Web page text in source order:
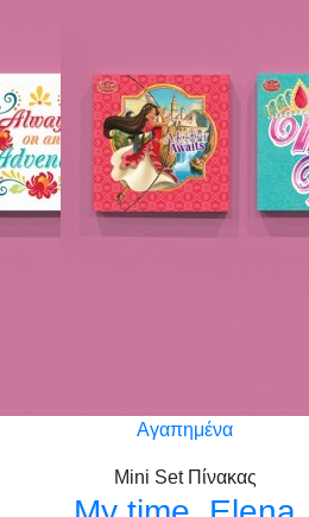
Αγαπημένα
Mini Set Πίνακας